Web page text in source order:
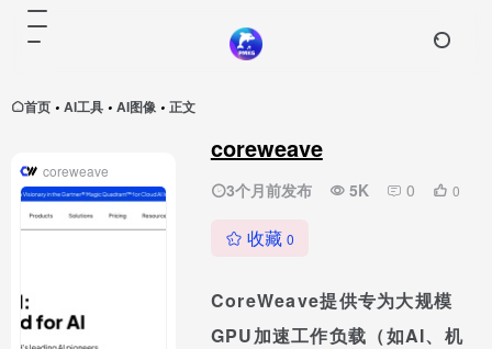
首页 • AI工具 • AI图像 • 正文
coreweave
3个月前发布 5K 0 0
收藏 0
CoreWeave提供专为大规模
GPU加速工作负载（如AI、机
coreweave